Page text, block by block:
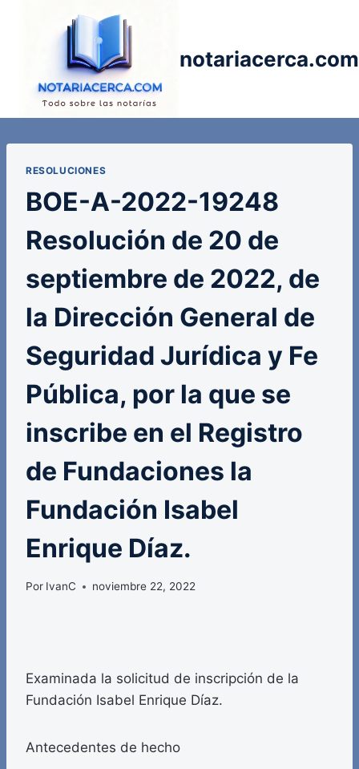
notariacerca.com
RESOLUCIONES
BOE-A-2022-19248
Resolución de 20 de
septiembre de 2022, de
la Dirección General de
Seguridad Jurídica y Fe
Pública, por la que se
inscribe en el Registro
de Fundaciones la
Fundación Isabel
Enrique Díaz.
Por IvanC noviembre 22, 2022
Examinada la solicitud de inscripción de la
Fundación Isabel Enrique Díaz.
Antecedentes de hecho